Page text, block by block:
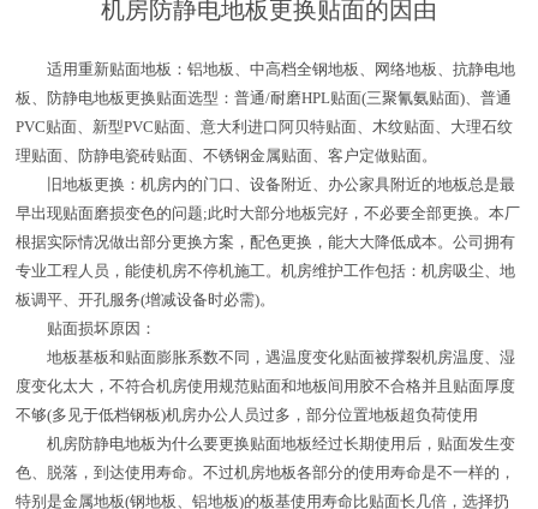
机房防静电地板更换贴面的因由
适用重新贴面地板：铝地板、中高档全钢地板、网络地板、抗静电地
板、防静电地板更换贴面选型：普通/耐磨HPL贴面(三聚氰氨贴面)、普通
PVC贴面、新型PVC贴面、意大利进口阿贝特贴面、木纹贴面、大理石纹
理贴面、防静电瓷砖贴面、不锈钢金属贴面、客户定做贴面。
旧地板更换：机房内的门口、设备附近、办公家具附近的地板总是最
早出现贴面磨损变色的问题;此时大部分地板完好，不必要全部更换。本厂
根据实际情况做出部分更换方案，配色更换，能大大降低成本。公司拥有
专业工程人员，能使机房不停机施工。机房维护工作包括：机房吸尘、地
板调平、开孔服务(增减设备时必需)。
贴面损坏原因：
地板基板和贴面膨胀系数不同，遇温度变化贴面被撑裂机房温度、湿
度变化太大，不符合机房使用规范贴面和地板间用胶不合格并且贴面厚度
不够(多见于低档钢板)机房办公人员过多，部分位置地板超负荷使用
机房防静电地板为什么要更换贴面地板经过长期使用后，贴面发生变
色、脱落，到达使用寿命。不过机房地板各部分的使用寿命是不一样的，
特别是金属地板(钢地板、铝地板)的板基使用寿命比贴面长几倍，选择扔